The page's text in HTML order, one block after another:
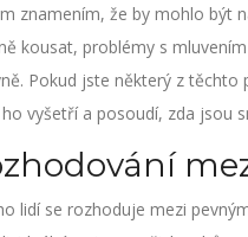
znamením, že by mohlo být
kousat, problémy s
Pokud jste některý z
vyšetří a posoudí, zda jsou
lidí se rozhoduje mezi